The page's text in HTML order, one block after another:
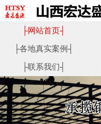
├网站首页┤
├各地真实案例┤
├联系我们┤